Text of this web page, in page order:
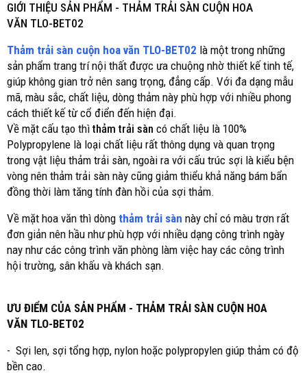
GIỚI THIỆU SẢN PHẨM - THẢM TRẢI SÀN CUỘN HOA
VĂN TLO-BET02
Thảm trải sàn cuộn hoa văn TLO-BET02 là một trong những
sản phẩm trang trí nội thất được ưa chuộng nhờ thiết kế tinh tế,
giúp không gian trở nên sang trọng, đẳng cấp. Với đa dạng mẫu
mã, màu sắc, chất liệu, dòng thảm này phù hợp với nhiều phong
cách thiết kế từ cổ điển đến hiện đại.
Về mặt cấu tạo thìthảm trải sàn có chất liệu là 100%
Polypropylene là loại chất liệu rất thông dụng và quan trọng
trong vật liệu thảm trải sàn, ngoài ra với cấu trúc sợi là kiểu bện
vòng nên thảm trải sàn này cũng giảm thiểu khả năng bám bẩn
đồng thời làm tăng tính đàn hồi của sợi thảm.
Về mặt hoa văn thì dòng thảm trải sàn này chỉ có màu trơn rất
đơn giản nên hầu như phù hợp với nhiều dạng công trình ngày
nay như các công trình văn phòng làm việc hay các công trình
hội trường, sân khấu và khách sạn.
ƯU ĐIỂM CỦA SẢN PHẨM - THẢM TRẢI SÀN CUỘN HOA
VĂN TLO-BET02
- Sợi len, sợi tổng hợp, nylon hoặc polypropylen giúp thảm có độ
bền cao.